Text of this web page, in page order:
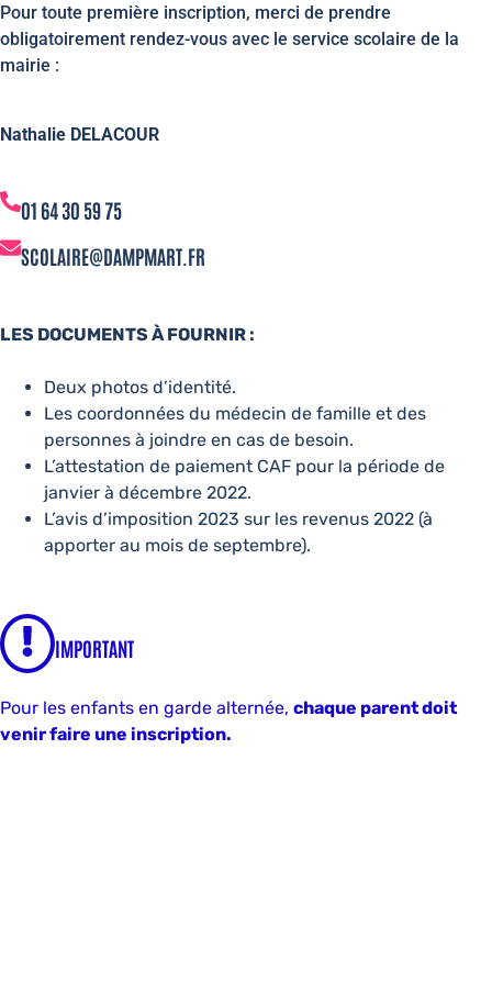
Pour toute première inscription, merci de prendre
obligatoirement rendez-vous avec le service scolaire de la
mairie :
Nathalie DELACOUR
01 64 30 59 75
SCOLAIRE@DAMPMART.FR
LES DOCUMENTS À FOURNIR :
Deux photos d’identité.
Les coordonnées du médecin de famille et des
personnes à joindre en cas de besoin.
L’attestation de paiement CAF pour la période de
janvier à décembre 2022.
L’avis d’imposition 2023 sur les revenus 2022 (à
apporter au mois de septembre).
IMPORTANT
Pour les enfants en garde alternée, chaque parent doit
venir faire une inscription.